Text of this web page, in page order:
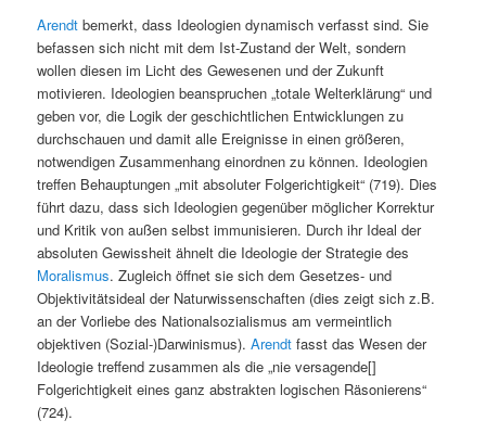
Arendt bemerkt, dass Ideologien dynamisch verfasst sind. Sie
befassen sich nicht mit dem Ist-Zustand der Welt, sondern
wollen diesen im Licht des Gewesenen und der Zukunft
motivieren. Ideologien beanspruchen „totale Welterklärung“ und
geben vor, die Logik der geschichtlichen Entwicklungen zu
durchschauen und damit alle Ereignisse in einen größeren,
notwendigen Zusammenhang einordnen zu können. Ideologien
treffen Behauptungen „mit absoluter Folgerichtigkeit“ (719). Dies
führt dazu, dass sich Ideologien gegenüber möglicher Korrektur
und Kritik von außen selbst immunisieren. Durch ihr Ideal der
absoluten Gewissheit ähnelt die Ideologie der Strategie des
Moralismus. Zugleich öffnet sie sich dem Gesetzes- und
Objektivitätsideal der Naturwissenschaften (dies zeigt sich z.B.
an der Vorliebe des Nationalsozialismus am vermeintlich
objektiven (Sozial-)Darwinismus).Arendt fasst das Wesen der
Ideologie treffend zusammen als die „nie versagende[]
Folgerichtigkeit eines ganz abstrakten logischen Räsonierens“
(724).